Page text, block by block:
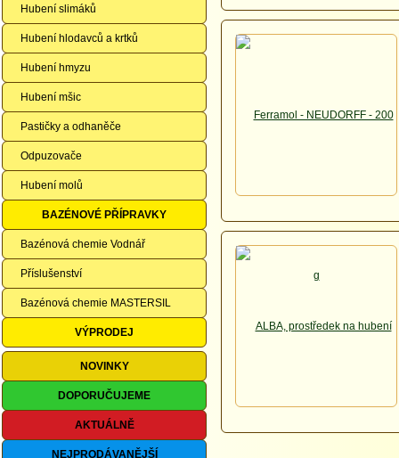
Hubení slimáků
Hubení hlodavců a krtků
Hubení hmyzu
Hubení mšic
Pastičky a odhaněče
Odpuzovače
Hubení molů
BAZÉNOVÉ PŘÍPRAVKY
Bazénová chemie Vodnář
Příslušenství
Bazénová chemie MASTERSIL
VÝPRODEJ
NOVINKY
DOPORUČUJEME
AKTUÁLNĚ
NEJPRODÁVANĚJŠÍ